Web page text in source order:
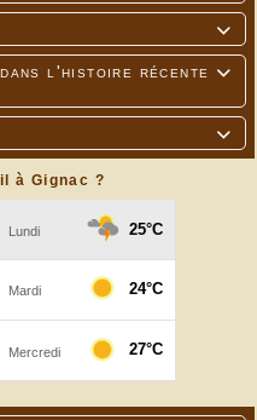


l'histoire récente

il à Gignac ?